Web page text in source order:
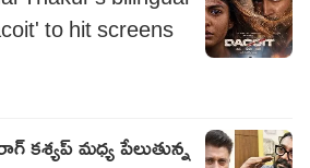
to hit screens
కశ్యప్ మధ్య పేలుతున్న